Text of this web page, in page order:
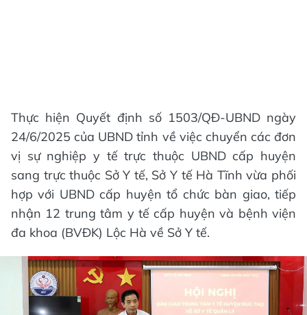
Thực hiện Quyết định số 1503/QĐ-UBND ngày
24/6/2025 của UBND tỉnh về việc chuyển các đơn
vị sự nghiệp y tế trực thuộc UBND cấp huyện
sang trực thuộc Sở Y tế, Sở Y tế Hà Tĩnh vừa phối
hợp với UBND cấp huyện tổ chức bàn giao, tiếp
nhận 12 trung tâm y tế cấp huyện và bệnh viện
đa khoa (BVĐK) Lộc Hà về Sở Y tế.